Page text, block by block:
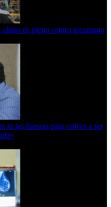
en pleno centro tucumano
ni las fuerzas para volver a ser